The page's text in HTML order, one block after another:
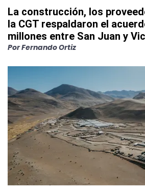
La construcción, los
la CGT respaldaron el
millones entre San Juan y
PorFernando Ortiz